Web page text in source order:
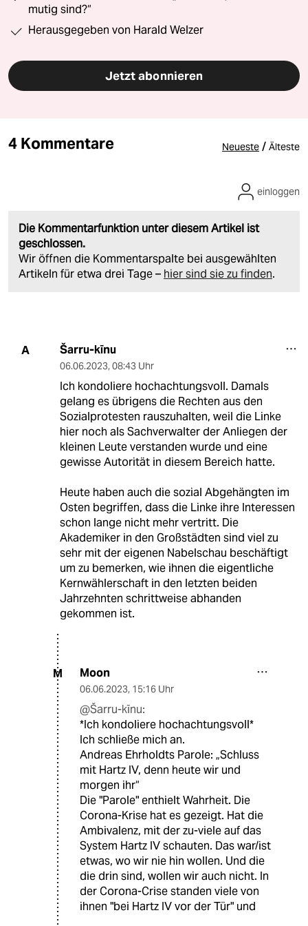
mutig sind?“
Herausgegeben von Harald Welzer
Jetzt abonnieren
4 Kommentare Neueste / Älteste
Die Kommentarfunktion unter diesem Artikel ist
geschlossen.
Wir öffnen die Kommentarspalte bei ausgewählten
Artikeln für etwa drei Tage – hier sind sie zu finden.
einloggen
A Šarru-kīnu
06.06.2023, 08:43 Uhr
Ich kondoliere hochachtungsvoll. Damals
gelang es übrigens die Rechten aus den
Sozialprotesten rauszuhalten, weil die Linke
hier noch als Sachverwalter der Anliegen der
kleinen Leute verstanden wurde und eine
gewisse Autorität in diesem Bereich hatte.
Heute haben auch die sozial Abgehängten im
Osten begriffen, dass die Linke ihre Interessen
schon lange nicht mehr vertritt. Die
Akademiker in den Großstädten sind viel zu
sehr mit der eigenen Nabelschau beschäftigt
um zu bemerken, wie ihnen die eigentliche
Kernwählerschaft in den letzten beiden
Jahrzehnten schrittweise abhanden
gekommen ist.
M Moon
06.06.2023, 15:16 Uhr
@Šarru-kīnu:
*Ich kondoliere hochachtungsvoll*
Ich schließe mich an.
Andreas Ehrholdts Parole: „Schluss
mit Hartz IV, denn heute wir und
morgen ihr“
Die "Parole" enthielt Wahrheit. Die
Corona-Krise hat es gezeigt. Hat die
Ambivalenz, mit der zu-viele auf das
System Hartz IV schauten. Das war/ist
etwas, wo wir nie hin wollen. Und die
die drin sind, wollen wir auch nicht. In
der Corona-Crise standen viele von
ihnen "bei Hartz IV vor der Tür" und